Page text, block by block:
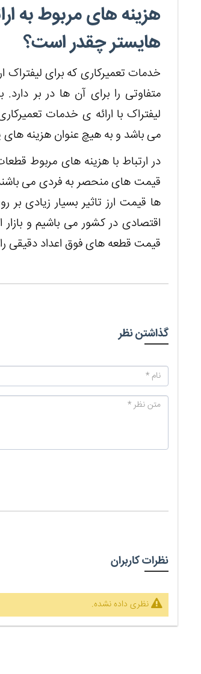
هزینه های مربوط به
هایستر چقدر است؟
خدمات تعمیرکاری که برای
متفاوتی را برای آن ها در بر
لیفتراک با ارائه ی خدمات
می باشد و به هیچ عنوان هزینه های
در ارتباط با هزینه های مربوط
قیمت های منحصر به فردی می باشند.
ها قیمت ارز تاثیر بسیار زیادی
اقتصادی در کشور می باشیم و
قیمت قطعه های فوق اعداد دقیقی
گذاشتن نظر
نظرات کاربران
نظری داده نشده.